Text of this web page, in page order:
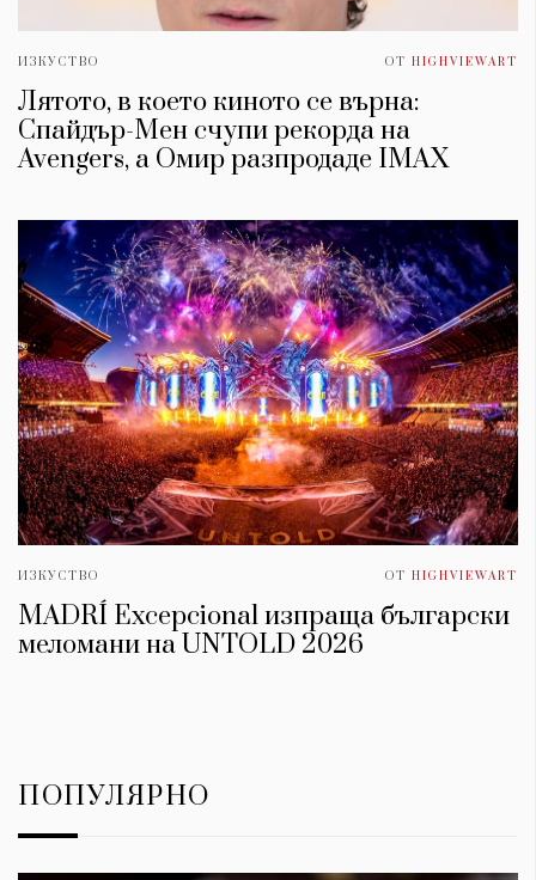
ИЗКУСТВО ОТ HIGHVIEWART
Лятото, в което киното се върна:
Спайдър-Мен счупи рекорда на
Avengers, а Омир разпродаде IMAX
ИЗКУСТВО ОТ HIGHVIEWART
MADRÍ Excepcional изпраща български
меломани на UNTOLD 2026
ПОПУЛЯРНО